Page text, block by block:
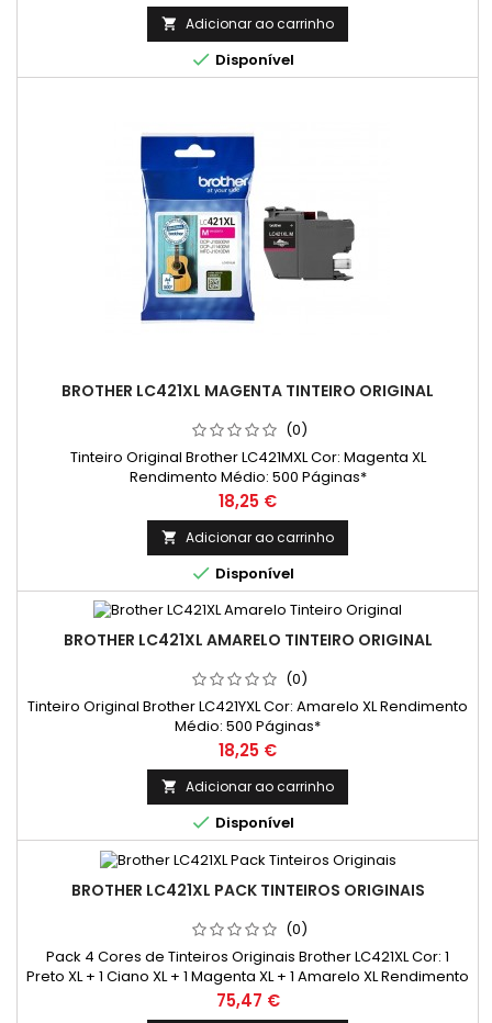
 Adicionar ao carrinho
 Disponível
BROTHER LC421XL MAGENTA TINTEIRO ORIGINAL
(0)
Tinteiro Original Brother LC421MXL Cor: Magenta XL
Rendimento Médio: 500 Páginas*
Preço
18,25 €
 Adicionar ao carrinho
 Disponível
BROTHER LC421XL AMARELO TINTEIRO ORIGINAL
(0)
Tinteiro Original Brother LC421YXL Cor: Amarelo XL Rendimento
Médio: 500 Páginas*
Preço
18,25 €
 Adicionar ao carrinho
 Disponível
BROTHER LC421XL PACK TINTEIROS ORIGINAIS
(0)
Pack 4 Cores de Tinteiros Originais Brother LC421XL Cor: 1
Preto XL + 1 Ciano XL + 1 Magenta XL + 1 Amarelo XL Rendimento
Médio: 500 Páginas* / cada cor
Preço
75,47 €